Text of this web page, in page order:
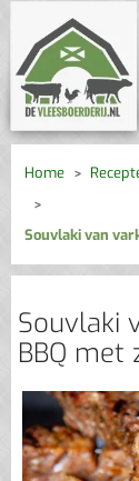
Home
Souvlaki van
Souvlaki
BBQ